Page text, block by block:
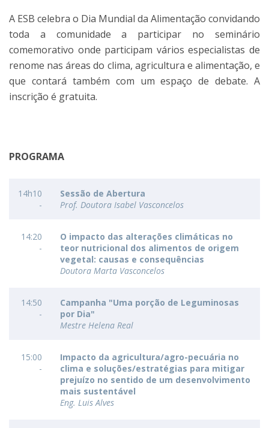
A ESB celebra o Dia Mundial da Alimentação convidando
toda a comunidade a participar no seminário
comemorativo onde participam vários especialistas de
renome nas áreas do clima, agricultura e alimentação, e
que contará também com um espaço de debate. A
inscrição é gratuita.
PROGRAMA
14h10
-
Sessão de Abertura
Prof. Doutora Isabel Vasconcelos
14:20
-
O impacto das alterações climáticas no
teor nutricional dos alimentos de origem
vegetal: causas e consequências
Doutora Marta Vasconcelos
14:50
-
Campanha "Uma porção de Leguminosas
por Dia"
Mestre Helena Real
15:00
-
Impacto da agricultura/agro-pecuária no
clima e soluções/estratégias para mitigar
prejuízo no sentido de um desenvolvimento
mais sustentável
Eng. Luis Alves